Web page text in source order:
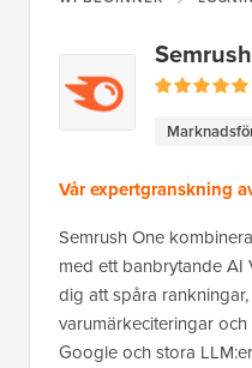
Vår expertgranskning
Semrush One
med ett banbrytande AI
dig att spåra
varumärkeciteringar
Google och stora